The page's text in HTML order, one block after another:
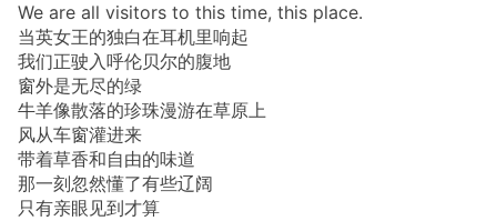
We are all visitors to this time, this place.
当英女王的独白在耳机里响起
我们正驶入呼伦贝尔的腹地
窗外是无尽的绿
牛羊像散落的珍珠漫游在草原上
风从车窗灌进来
带着草香和自由的味道
那一刻忽然懂了有些辽阔
只有亲眼见到才算